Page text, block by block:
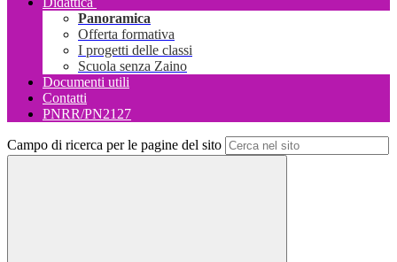
Panoramica
Offerta formativa
I progetti delle classi
Scuola senza Zaino
Documenti utili
Contatti
PNRR/PN2127
Campo di ricerca per le pagine del sito